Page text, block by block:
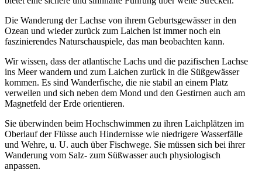
Die Wanderung der Lachse von ihrem Geburtsgewässer in den
Ozean und wieder zurück zum Laichen ist immer noch ein
faszinierendes Naturschauspiele, das man beobachten kann.
Wir wissen, dass der atlantische Lachs und die pazifischen Lachse
ins Meer wandern und zum Laichen zurück in die Süßgewässer
kommen. Es sind Wanderfische, die nie stabil an einem Platz
verweilen und sich neben dem Mond und den Gestirnen auch am
Magnetfeld der Erde orientieren.
Sie überwinden beim Hochschwimmen zu ihren Laichplätzen im
Oberlauf der Flüsse auch Hindernisse wie niedrigere Wasserfälle
und Wehre, u. U. auch über Fischwege. Sie müssen sich bei ihrer
Wanderung vom Salz- zum Süßwasser auch physiologisch
anpassen.